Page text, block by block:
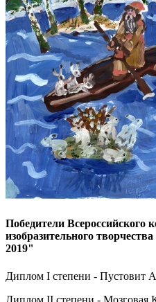
Победители Всероссийского
изобразительного
2019"
Диплом I степени - Пустовит
Диплом II степени -